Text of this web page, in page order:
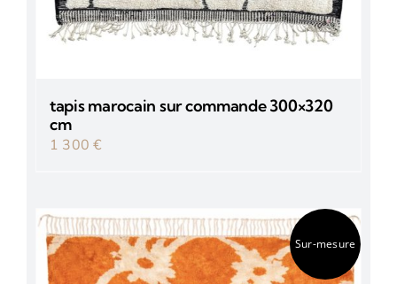
tapis marocain sur commande 300×320
cm
1 300€
Sur-mesure